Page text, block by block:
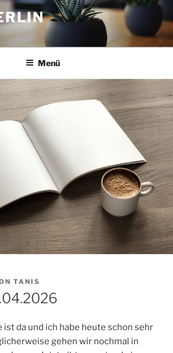
Menü
TANIS
ist da und ich habe heute schon sehr
gehen wir nochmal in